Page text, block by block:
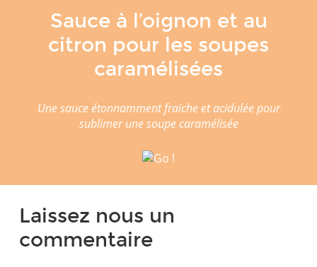
Sauce à l’oignon et au
citron pour les soupes
caramélisées
Une sauce étonnamment fraiche et acidulée pour
sublimer une soupe caramélisée
Laissez nous un
commentaire